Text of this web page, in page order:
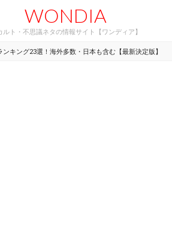
WONDIA
ルト・不思議ネタの情報サイト【ワンディア】
キング23選！海外多数・日本も含む【最新決定版】